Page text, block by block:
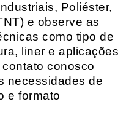
Poliéster,
e observe as
como tipo de
liner e aplicações
conosco
necessidades de
e formato